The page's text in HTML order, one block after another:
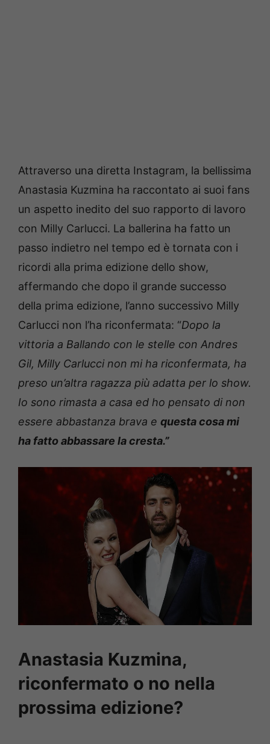
Attraverso una diretta Instagram, la bellissima
Anastasia Kuzmina ha raccontato ai suoi fans
un aspetto inedito del suo rapporto di lavoro
con Milly Carlucci. La ballerina ha fatto un
passo indietro nel tempo ed è tornata con i
ricordi alla prima edizione dello show,
affermando che dopo il grande successo
della prima edizione, l’anno successivo Milly
Carlucci non l’ha riconfermata: “Dopo la
vittoria a Ballando con le stelle con Andres
Gil, Milly Carlucci non mi ha riconfermata, ha
preso un’altra ragazza più adatta per lo show.
Io sono rimasta a casa ed ho pensato di non
essere abbastanza brava e questa cosa mi
ha fatto abbassare la cresta.”
Anastasia Kuzmina,
riconfermato o no nella
prossima edizione?